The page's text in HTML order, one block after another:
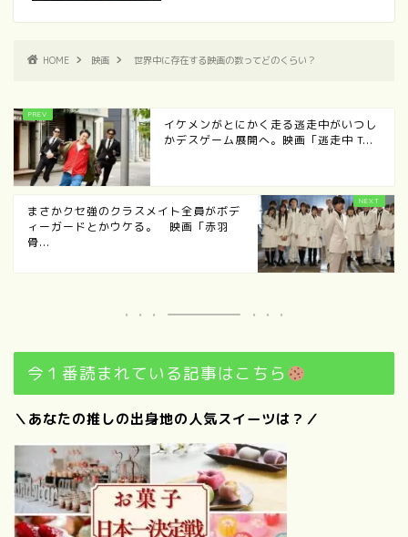
HOME 映画 世界中に存在する映画の数ってどのくらい？
イケメンがとにかく走る逃走中がいつし
かデスゲーム展開へ。映画「逃走中 T...
まさかクセ強のクラスメイト全員がボデ
ィーガードとかウケる。 映画「赤羽
骨...
今１番読まれている記事はこちら
＼あなたの推しの出身地の人気スイーツは？／